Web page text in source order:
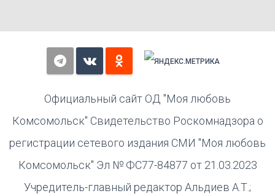
Официальный сайт ОД "Моя любовь
Комсомольск" Свидетельство Роскомнадзора о
регистрации сетевого издания СМИ "Моя любовь
Комсомольск" Эл № ФС77-84877 от 21.03.2023
Учредитель-главный редактор Альдиев А.Т.;